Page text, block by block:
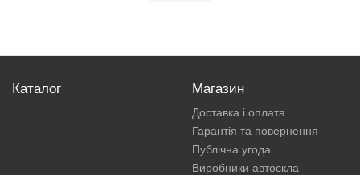
Каталог Магазин
Доставка і оплата
Гарантія та повернення
Публічна угода
Виробники автоскла